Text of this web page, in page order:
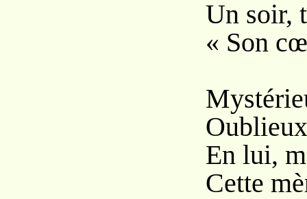
Un soir,
« Son
En lui,
Cette